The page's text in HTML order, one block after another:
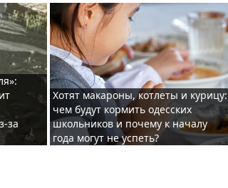
за
Хотят макароны, котлеты и курицу:
чем будут кормить одесских
школьников и почему к началу
года могут не успеть?